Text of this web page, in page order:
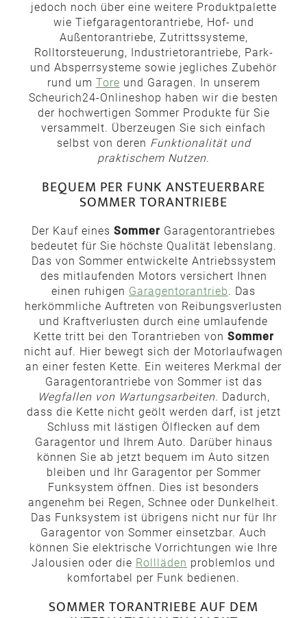
jedoch noch über eine weitere Produktpalette
wie Tiefgaragentorantriebe, Hof- und
Außentorantriebe, Zutrittssysteme,
Rolltorsteuerung, Industrietorantriebe, Park-
und Absperrsysteme sowie jegliches Zubehör
rund um Tore und Garagen. In unserem
Scheurich24-Onlineshop haben wir die besten
der hochwertigen Sommer Produkte für Sie
versammelt. Überzeugen Sie sich einfach
selbst von deren Funktionalität und
praktischem Nutzen.
BEQUEM PER FUNK ANSTEUERBARE
SOMMER TORANTRIEBE
Der Kauf eines Sommer Garagentorantriebes
bedeutet für Sie höchste Qualität lebenslang.
Das von Sommer entwickelte Antriebssystem
des mitlaufenden Motors versichert Ihnen
einen ruhigen Garagentorantrieb. Das
herkömmliche Auftreten von Reibungsverlusten
und Kraftverlusten durch eine umlaufende
Kette tritt bei den Torantrieben von Sommer
nicht auf. Hier bewegt sich der Motorlaufwagen
an einer festen Kette. Ein weiteres Merkmal der
Garagentorantriebe von Sommer ist das
Wegfallen von Wartungsarbeiten. Dadurch,
dass die Kette nicht geölt werden darf, ist jetzt
Schluss mit lästigen Ölflecken auf dem
Garagentor und Ihrem Auto. Darüber hinaus
können Sie ab jetzt bequem im Auto sitzen
bleiben und Ihr Garagentor per Sommer
Funksystem öffnen. Dies ist besonders
angenehm bei Regen, Schnee oder Dunkelheit.
Das Funksystem ist übrigens nicht nur für Ihr
Garagentor von Sommer einsetzbar. Auch
können Sie elektrische Vorrichtungen wie Ihre
Jalousien oder die Rollläden problemlos und
komfortabel per Funk bedienen.
SOMMER TORANTRIEBE AUF DEM